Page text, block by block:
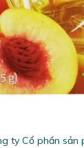
ty Cổ phần sản